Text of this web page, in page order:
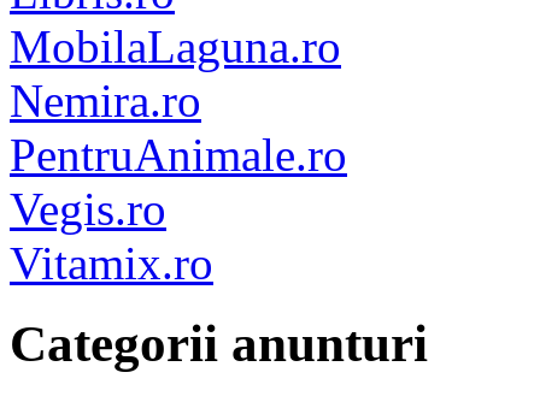
MobilaLaguna.ro
Nemira.ro
PentruAnimale.ro
Vegis.ro
Vitamix.ro
Categorii anunturi